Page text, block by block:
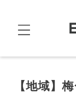
【地域】